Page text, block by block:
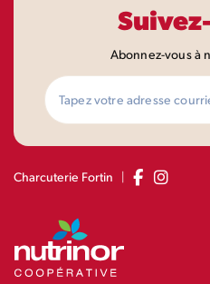
Abonnez-vous à
Charcuterie Fortin |